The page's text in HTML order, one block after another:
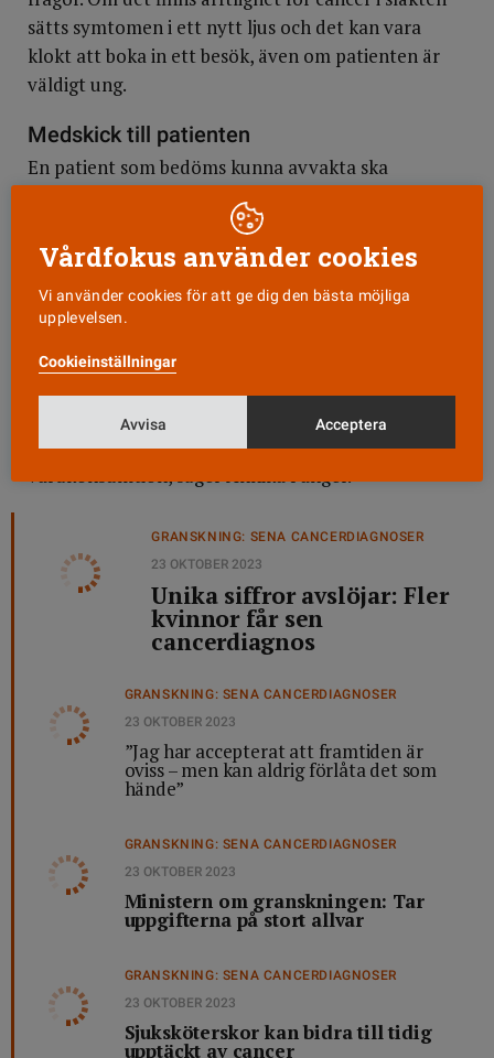
sätts symtomen i ett nytt ljus och det kan vara
klokt att boka in ett besök, även om patienten är
väldigt ung.
Medskick till patienten
En patient som bedöms kunna avvakta ska
uppmanas återkomma om besvären inte ger med
sig eller förvärras. Det är viktigt att allt journalförs.
Sökvanor och den samlade symtombilden kan bidra
– Om jag ska sammanfatta mina råd till
sjuksköterskor är det att lyssna in patienten, ställ
frågor, värdera inte symtomen utan samla
information brett och journalför den. Var särskilt
uppmärksam på alarmsymtom och förändrad
vårdkonsumtion, säger Annika Fanger.
GRANSKNING: SENA CANCERDIAGNOSER
23 OKTOBER 2023
Unika siffror avslöjar: Fler
kvinnor får sen
cancerdiagnos
GRANSKNING: SENA CANCERDIAGNOSER
23 OKTOBER 2023
”Jag har accepterat att framtiden är
oviss – men kan aldrig förlåta det som
hände”
GRANSKNING: SENA CANCERDIAGNOSER
23 OKTOBER 2023
Ministern om granskningen: Tar
uppgifterna på stort allvar
GRANSKNING: SENA CANCERDIAGNOSER
23 OKTOBER 2023
Sjuksköterskor kan bidra till tidig
upptäckt av cancer
Vårdfokus använder cookies
Vi använder cookies för att ge dig den bästa möjliga
upplevelsen.
Cookieinställningar
Avvisa Acceptera